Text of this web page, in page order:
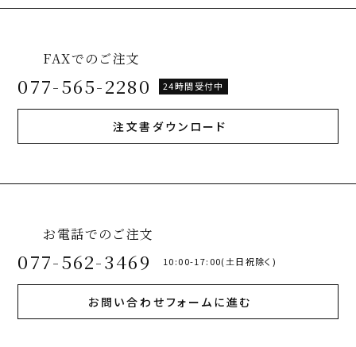
FAXでのご注文
077-565-2280 24時間受付中
注文書ダウンロード
お電話でのご注文
077-562-3469 10:00-17:00(土日祝除く)
お問い合わせフォームに進む